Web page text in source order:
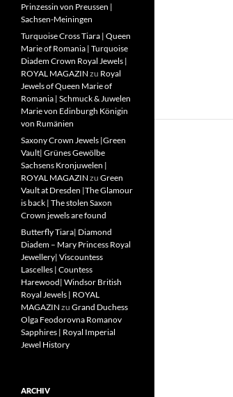
Prinzessin von Preussen |
Sachsen-Meiningen
Turquoise Cross Tiara | Queen
Marie of Romania | Turquoise
Diadem Crown Royal Jewels |
ROYAL MAGAZIN zu Royal
Jewels of Queen Marie of
Romania | Schmuck & Juwelen
Marie von Edinburgh Königin
von Rumänien
Saxony Crown Jewels |Green
Vault| Grünes Gewölbe
Sachsens Kronjuwelen |
ROYAL MAGAZIN zu Green
Vault at Dresden |The Glamour
is back | The stolen Saxon
Crown jewels are found
Butterfly Tiara| Diamond
Diadem – Mary Princess Royal
Jewellery| Viscountess
Lascelles | Countess
Harewood| Windsor British
Royal Jewels | ROYAL
MAGAZIN zu Grand Duchess
Olga Feodorovna Romanov
Sapphires | Royal Imperial
Jewel History
ARCHIV